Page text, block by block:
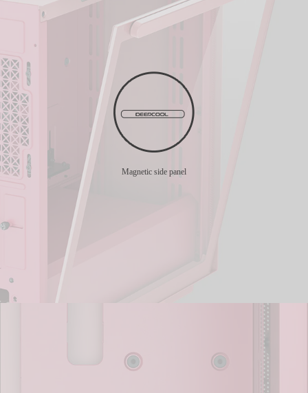
Magnetic side panel